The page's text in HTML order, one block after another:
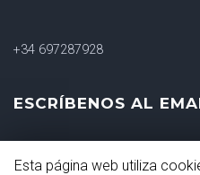
+34 697287928
ESCRÍBENOS AL
Esta página web utiliza